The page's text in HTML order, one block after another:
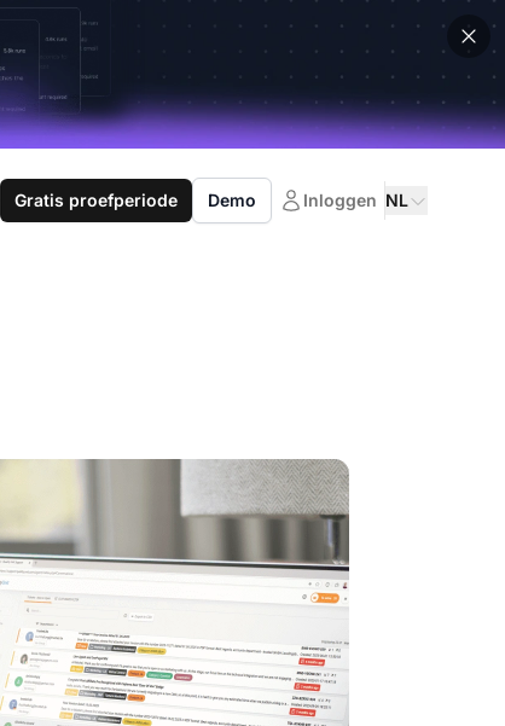
Gratis proefperiode Demo Inloggen NL